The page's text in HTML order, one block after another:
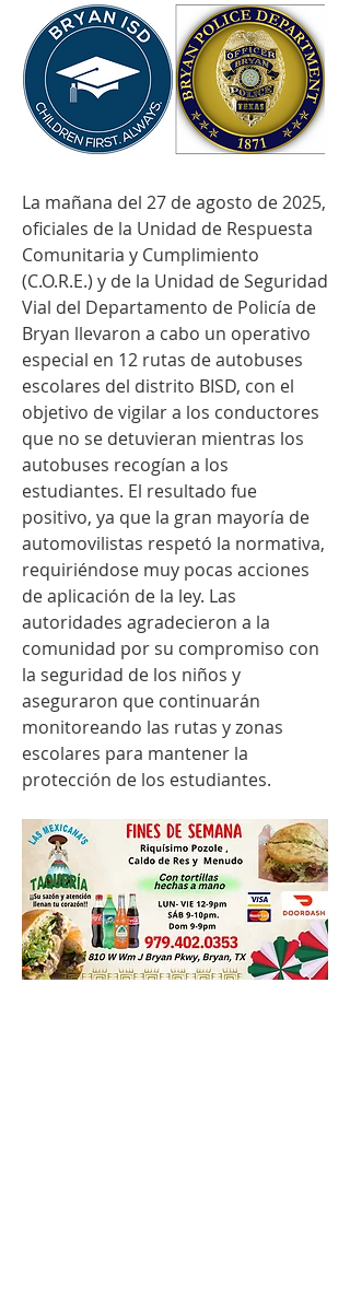
La mañana del 27 de agosto de 2025,
oficiales de la Unidad de Respuesta
Comunitaria y Cumplimiento
(C.O.R.E.) y de la Unidad de Seguridad
Vial del Departamento de Policía de
Bryan llevaron a cabo un operativo
especial en 12 rutas de autobuses
escolares del distrito BISD, con el
objetivo de vigilar a los conductores
que no se detuvieran mientras los
autobuses recogían a los
estudiantes. El resultado fue
positivo, ya que la gran mayoría de
automovilistas respetó la normativa,
requiriéndose muy pocas acciones
de aplicación de la ley. Las
autoridades agradecieron a la
comunidad por su compromiso con
la seguridad de los niños y
aseguraron que continuarán
monitoreando las rutas y zonas
escolares para mantener la
protección de los estudiantes.